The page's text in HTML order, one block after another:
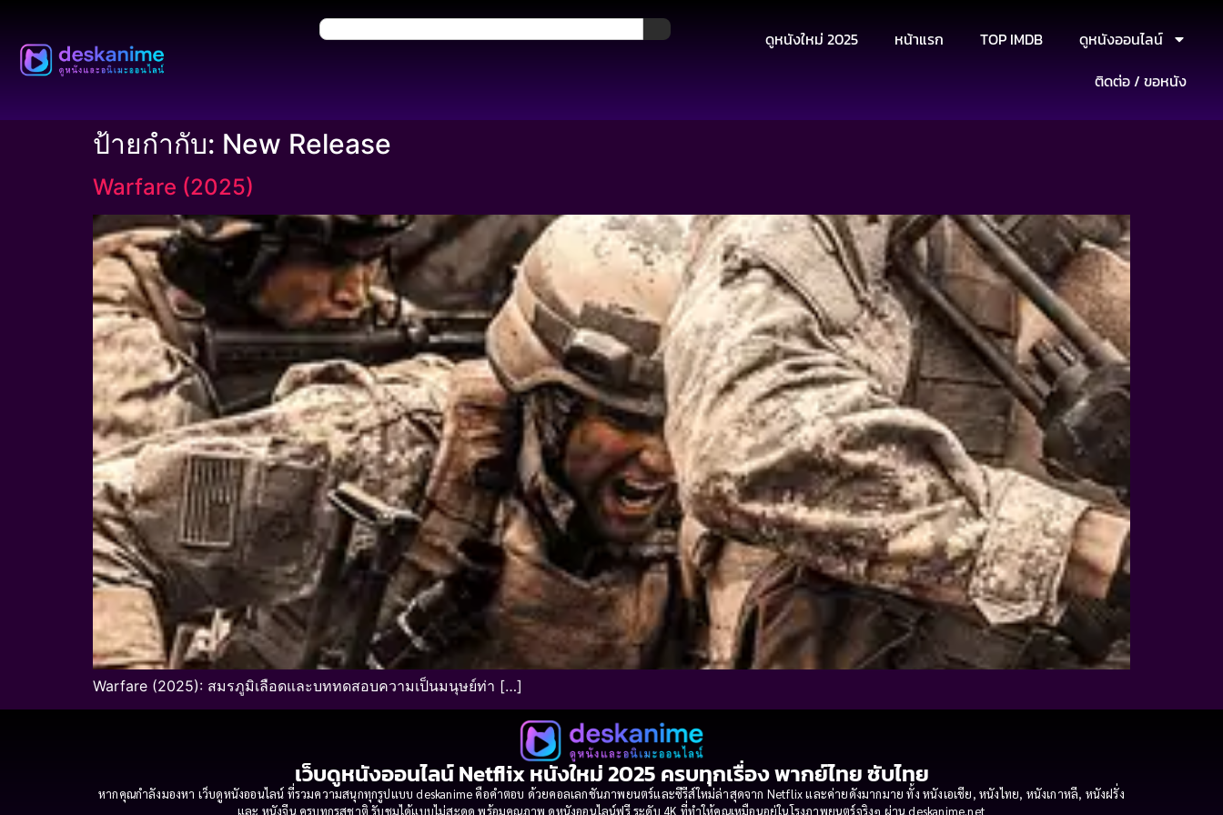
ดูหนังใหม่ 2025 หน้าแรก TOP IMDB
ดูหนังออนไลน์
ติดต่อ / ขอหนัง
ป้ายกำกับ: New Release
Warfare (2025)
Warfare (2025): สมรภูมิเลือดและบททดสอบความเป็นมนุษย์ท่า […]
เว็บดูหนังออนไลน์ Netflix หนังใหม่ 2025 ครบทุกเรื่อง พากย์ไทย ซับไทย
หากคุณกำลังมองหา เว็บดูหนังออนไลน์ ที่รวมความสนุกทุกรูปแบบ deskanime คือคำตอบ ด้วยคอลเลกชันภาพยนตร์และซีรีส์ใหม่ล่าสุดจาก Netflix และค่ายดังมากมาย ทั้ง หนังเอเชีย, หนังไทย, หนังเกาหลี, หนังฝรั่ง
และ หนังจีน ครบทุกรสชาติ รับชมได้แบบไม่สะดุด พร้อมคุณภาพ ดูหนังออนไลน์ฟรี ระดับ 4K ที่ทำให้คุณเหมือนอยู่ในโรงภาพยนตร์จริงๆ ผ่าน deskanime.net